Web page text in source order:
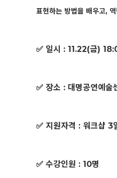
표현하는 방법을 배우고,
✅ 일시 : 11.22(금)
✅ 장소 : 대명공연예
✅ 지원자격 : 워크샵 3
✅ 수강인원 : 10명